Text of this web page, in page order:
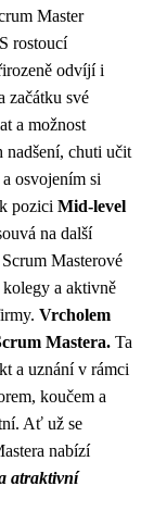
Master
rostoucí
odvíjí i
začátku své
a možnost
nadšení, chuti učit
osvojením si
pozici Mid-level
na další
Masterové
a aktivně
Vrcholem
Mastera. Ta
a uznání v rámci
koučem a
Ať už se
nabízí
atraktivní